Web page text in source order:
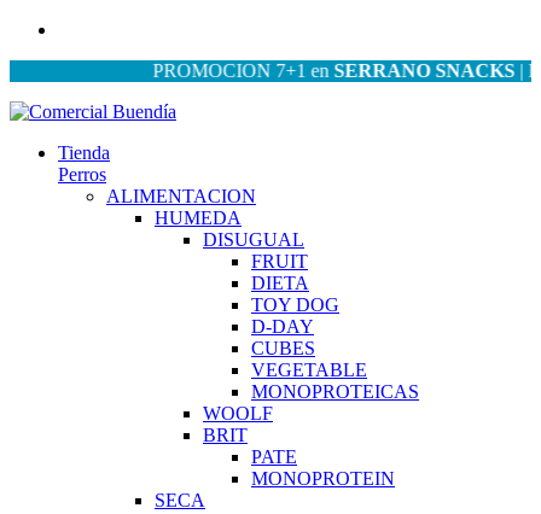
PROMOCION 7+1 enSERRANO SNACKS|
Tienda
Perros
ALIMENTACION
HUMEDA
DISUGUAL
FRUIT
DIETA
TOY DOG
D-DAY
CUBES
VEGETABLE
MONOPROTEICAS
WOOLF
BRIT
PATE
MONOPROTEIN
SECA